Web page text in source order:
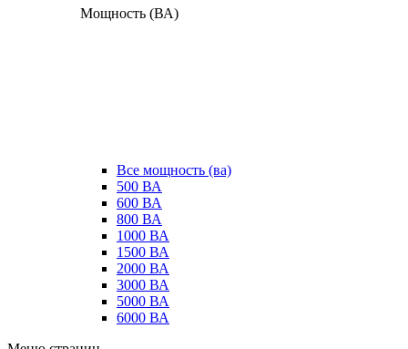
Мощность (ВА)
Все мощность (ва)
500 ВА
600 ВА
800 ВА
1000 ВА
1500 ВА
2000 ВА
3000 ВА
5000 ВА
6000 ВА